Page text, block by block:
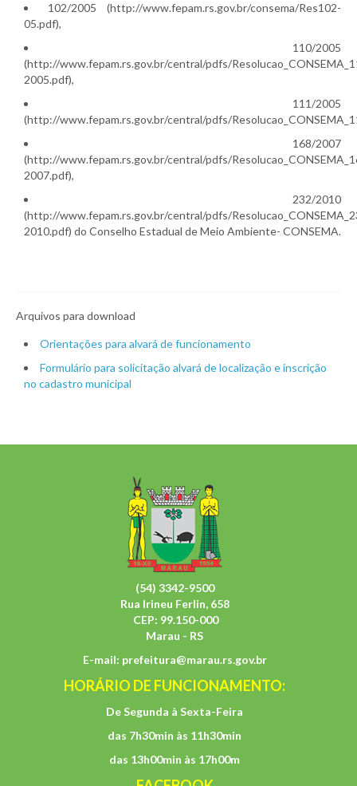
102/2005 (http://www.fepam.rs.gov.br/consema/Res102-
05.pdf),
110/2005
(http://www.fepam.rs.gov.br/central/pdfs/
2005.pdf),
111/2005
(http://www.fepam.rs.gov.br/central/pdfs/
168/2007
(http://www.fepam.rs.gov.br/central/pdfs/
2007.pdf),
232/2010
(http://www.fepam.rs.gov.br/central/pdfs/
2010.pdf) do Conselho Estadual de Meio Ambiente- CONSEMA.
Arquivos para download
Orientações para alvará de funcionamento
Formulário para solicitação alvará de localização e inscrição
no cadastro municipal
(54) 3342-9500
Rua Irineu Ferlin, 658
CEP: 99.150-000
Marau - RS
E-mail: prefeitura@marau.rs.gov.br
HORÁRIO DE FUNCIONAMENTO:
De Segunda à Sexta-Feira
das 7h30min às 11h30min
das 13h00min às 17h00m